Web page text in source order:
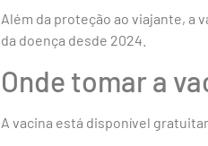
Além da proteção ao viajante, a
da doença desde 2024.
Onde tomar a
A vacina está disponível